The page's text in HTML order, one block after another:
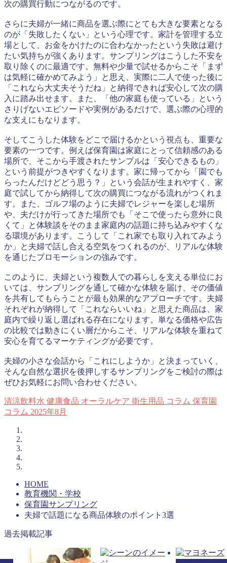
次の購買行動につながるのです。
さらに夫婦が一緒に商品を選ぶ際にとても大きな要素となる
のが「失敗したくない」という心理です。家計を管理する立
場として、お金をかけたのに合わなかったという失敗は避け
たい気持ちが強くあります。サンプリングはこうした不安を
取り除くのに最適です。無料や少量で試せるからこそ「まず
は気軽に確かめてみよう」と思え、実際に二人で使った後に
「これなら大丈夫そうだね」と納得できれば安心して次の購
入に踏み出せます。また、「他の家庭も使っている」という
さりげないエピソードや実例があるだけで、選ぶ際の心理的
な支えにもなります。
そしてこうした体験をどこで届けるかという視点も、重要な
要素の一つです。例えば保育園は家庭にとって信頼感のある
場所で、そこから手渡されたサンプルは「安心できるもの」
という前提がつきやすくなります。家に帰ってから「園でも
らったんだけどどう思う？」という会話が生まれやすく、家
庭で試してから納得して次の購買につながる流れがつくれま
す。また、ゴルフ場のように夫婦でレジャーを楽しむ場所
や、夫だけが行ってきた場所でも「そこで使ったら意外に良
くて」と体験談をそのまま家庭内の話題に持ち込みやすくな
る環境があります。こうして「これ家でも取り入れてみよう
か」と夫婦で話し合える空気をつくれるのが、リアルな体験
を通じたプロモーションの強みです。
このように、夫婦という複数人での暮らしを支える単位にお
いては、サンプリングを通して確かな体験を届け、その価値
を共有してもらうことが最も効果的なアプローチです。夫婦
それぞれが納得して「これならいいね」と思えた商品は、家
庭内で繰り返し選ばれる存在になります。単なる価格や広告
の比較では動きにくい層だからこそ、リアルな体験を重ねて
安心を育てるマーケティングが必要です。
夫婦の小さな会話から「これにしようか」と決まっていく、
そんな自然な選択を後押しするサンプリングをご検討の際は
ぜひお気軽にお問い合わせください。
清涼飲料水 健康食品 オーラルケア 衛生用品 コラム 保育園
コラム 2025年8月
HOME
教育機関・学校
保育園サンプリング
夫婦で話題になる商品体験のポイント3選
過去掲載記事